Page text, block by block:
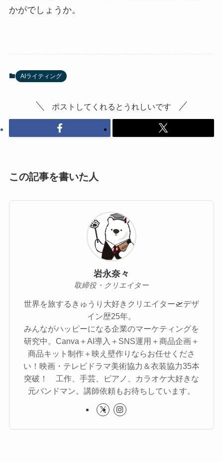
かがでしょうか。
AIライティング
ポストしてくれるとうれしいです
この記事を書いた人
岩永奈々
取締役・クリエイター
世界を旅するきゅうり大好きクリエイター🛫デザ
イン歴25年。
みんながハッピーになる企業のマーケティングを
研究中。Canva＋AI導入＋SNS運用＋商品企画＋
商品キット制作＋映え壁作りならお任せくださ
い！映画・テレビドラマ美術協力＆衣装協力35本
突破！ 工作、手芸、ピアノ、カラオケ大好きな
元バンドマン。講師依頼もお待ちしています。